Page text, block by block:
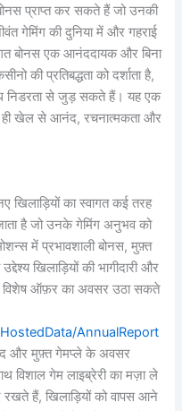
प्राप्त कर सकते हैं जो उनकी
गेमिंग की दुनिया में और गहराई
बोनस एक आनंददायक और बिना
की प्रतिबद्धता को दर्शाता है,
निडरता से जुड़ सकते हैं। यह एक
ही खेल से आनंद, रचनात्मकता और
खिलाड़ियों का स्वागत कई तरह
है जो उनके गेमिंग अनुभव को
में प्रभावशाली बोनस, मुफ़्त
खिलाड़ियों की भागीदारी और
विशेष ऑफ़र का अवसर उठा सकते
AnnualReport
और मुफ़्त गेमप्ले के अवसर
विशाल गेम लाइब्रेरी का मज़ा ले
रखते हैं, खिलाड़ियों को वापस आने